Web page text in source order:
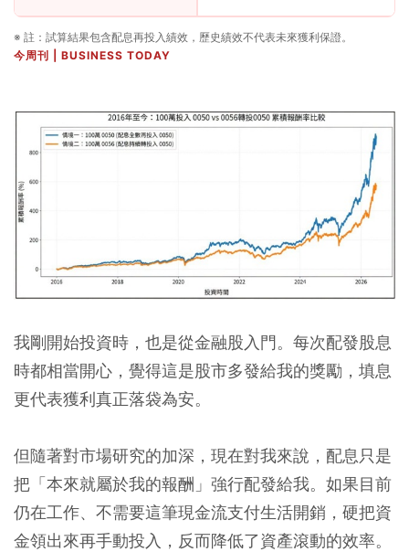
※ 註：試算結果包含配息再投入績效，歷史績效不代表未來獲利保證。
今周刊 | BUSINESS TODAY
我剛開始投資時，也是從金融股入門。每次配發股息
時都相當開心，覺得這是股市多發給我的獎勵，填息
更代表獲利真正落袋為安。
但隨著對市場研究的加深，現在對我來說，配息只是
把「本來就屬於我的報酬」強行配發給我。如果目前
仍在工作、不需要這筆現金流支付生活開銷，硬把資
金領出來再手動投入，反而降低了資產滾動的效率。